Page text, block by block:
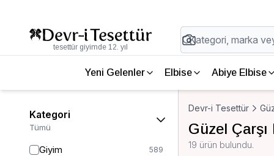
tesettür giyimde 12. yıl
Yeni Gelenler Elbise Abiye Elbise
Kategori
Tümü
Giyim 589
Devr-i Tesettür
Güzel Çarşı
19 ürün bulundu.